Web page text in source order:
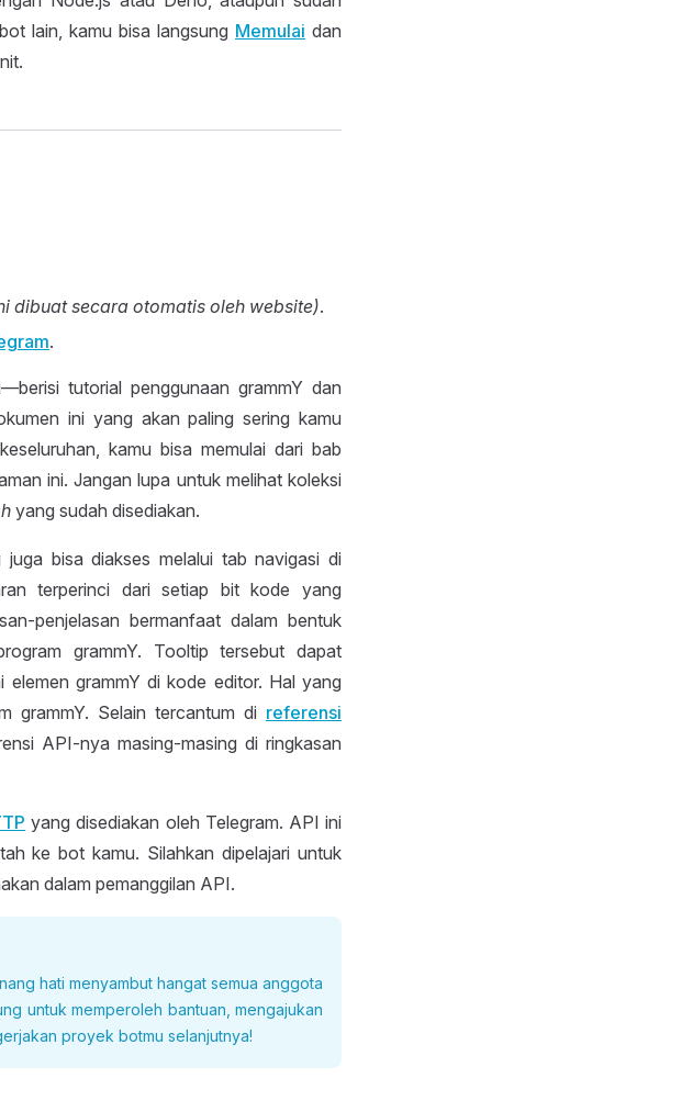
lain, kamu bisa langsung Memulai dan
dibuat secara otomatis oleh website).
.
tutorial penggunaan grammY dan
ini yang akan paling sering kamu
kamu bisa memulai dari bab
ini. Jangan lupa untuk melihat koleksi
yang sudah disediakan.
juga bisa diakses melalui tab navigasi di
terperinci dari setiap bit kode yang
penjelasan bermanfaat dalam bentuk
grammY. Tooltip tersebut dapat
elemen grammY di kode editor. Hal yang
grammY. Selain tercantum di referensi
API-nya masing-masing di ringkasan
yang disediakan oleh Telegram. API ini
ke bot kamu. Silahkan dipelajari untuk
dalam pemanggilan API.
hati menyambut hangat semua anggota
untuk memperoleh bantuan, mengajukan
proyek botmu selanjutnya!